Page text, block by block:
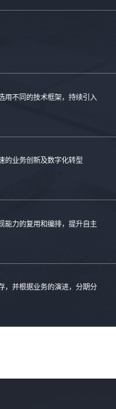
用不同的技术框架，持续引入
的业务创新及数字化转型
能力的复用和编排，提升自主
，并根据业务的演进，分期分